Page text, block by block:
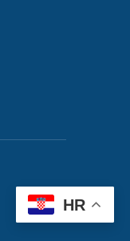
HR